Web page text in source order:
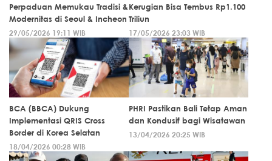
Perpaduan Memukau Tradisi &
Modernitas di Seoul & Incheon
29/05/2026 19:11 WIB
Kerugian Bisa Tembus Rp1.100
Triliun
17/05/2026 23:03 WIB
BCA (BBCA) Dukung
Implementasi QRIS Cross
Border di Korea Selatan
18/04/2026 00:28 WIB
PHRI Pastikan Bali Tetap Aman
dan Kondusif bagi Wisatawan
13/04/2026 20:25 WIB